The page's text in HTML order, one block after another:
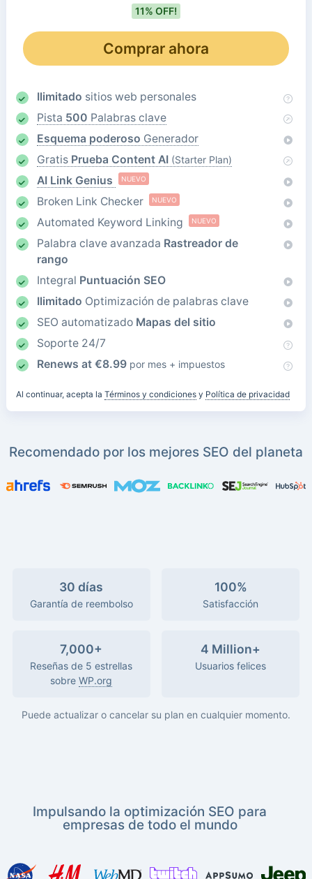
11% OFF!
Comprar ahora
Ilimitado sitios web personales
Pista 500 Palabras clave
Esquema poderoso Generador
Gratis Prueba Content AI (Starter Plan)
AI Link Genius NUEVO
Broken Link Checker NUEVO
Automated Keyword Linking NUEVO
Palabra clave avanzada Rastreador de
rango
Integral Puntuación SEO
Ilimitado Optimización de palabras clave
SEO automatizado Mapas del sitio
Soporte 24/7
Renews at €8.99 por mes + impuestos
Al continuar, acepta la Términos y condicionesy Política de privacidad
Recomendado por los mejores SEO del planeta
30 días
Garantía de reembolso
100%
Satisfacción
7,000+
Reseñas de 5 estrellas
sobreWP.org
4 Million+
Usuarios felices
Puede actualizar o cancelar su plan en cualquier momento.
Impulsando la optimización SEO para
empresas de todo el mundo